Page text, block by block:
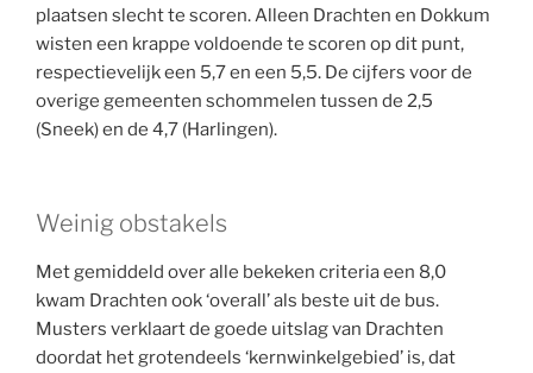
plaatsen slecht te scoren. Alleen Drachten en Dokkum
wisten een krappe voldoende te scoren op dit punt,
respectievelijk een 5,7 en een 5,5. De cijfers voor de
overige gemeenten schommelen tussen de 2,5
(Sneek) en de 4,7 (Harlingen).
Weinig obstakels
Met gemiddeld over alle bekeken criteria een 8,0
kwam Drachten ook ‘overall’ als beste uit de bus.
Musters verklaart de goede uitslag van Drachten
doordat het grotendeels ‘kernwinkelgebied’ is, dat